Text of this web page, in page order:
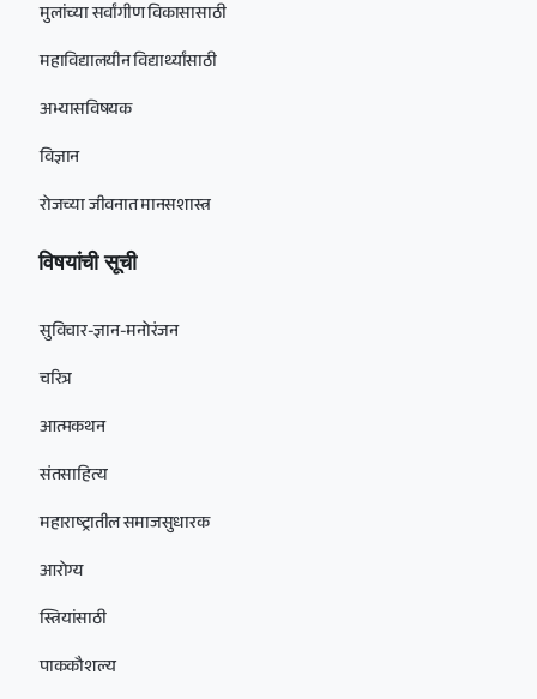
मुलांच्या सर्वांगीण विकासासाठी
महाविद्यालयीन विद्यार्थ्यांसाठी
अभ्यासविषयक
विज्ञान
रोजच्या जीवनात मानसशास्त्र
विषयांची सूची
सुविचार-ज्ञान-मनोरंजन
चरित्र
आत्मकथन
संतसाहित्य
महाराष्ट्रातील समाजसुधारक
आरोग्य
स्त्रियांसाठी
पाककौशल्य